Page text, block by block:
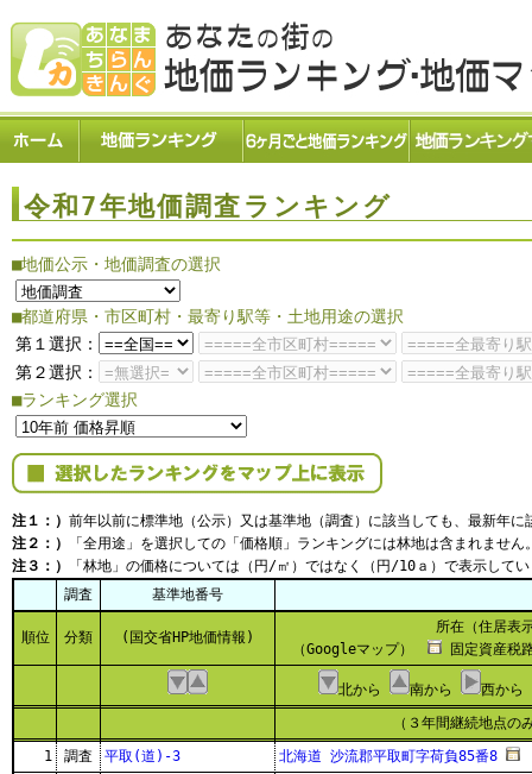
令和7年地価調査ランキング
■地価公示・地価調査の選択
■都道府県・市区町村・最寄り駅等・土地用途の選択
第１選択：
第２選択：
■ランキング選択
注１：） 前年以前に標準地（公示）又は基準地（調査）に該当しても、最新年
注２：）
「全用途」を選択しての「価格順」ランキングには林地は含まれません
注３：）
「林地」の価格については（円/㎡）ではなく（円/10ａ）で表示して
調査
基準地番号
順位 分類 (国交省HP地価情報)
所在（住居表
（Googleマップ）
固定資産税
北から 南から
西から
（３年間継続地点の
1
調査 平取(道)-3
北海道 沙流郡平取町字荷負85番8